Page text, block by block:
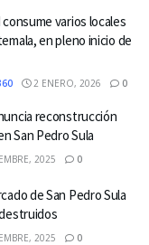
varios locales
en pleno inicio de
2 ENERO, 2026 0
reconstrucción
San Pedro Sula
2025 0
de San Pedro Sula
2025 0